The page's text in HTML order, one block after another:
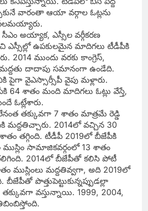
వారంతా ఆయా వర్గాల ఓట్లను
అయ్యాక, ఎస్సీల వర్గీకరణ
ఎస్సీల్లో ఉపకులమైన మాదిగలు టీడీపీకి
2014 ముందు వరకు కాంగ్రెస్‌,
దాదాపు సమానంగా ఉండేది.
పైగా వైఎస్సార్సీపీ వైపు మళ్లారు.
64 శాతం మంది మాదిగలు ఓట్లు వేస్తే,
ఓట్లేశారు.
తక్కువగా 7 శాతం మాత్రమే రెడ్డి
మద్దతిచ్చారు. 2014లో వచ్చిన 30
తగ్గింది. టీడీపీ 2019లో బీజేపీకి
ముస్లిం సామాజికవర్గంలో 13 శాతం
2014లో బీజేపీతో కలిసి పోటీ
ముస్లింలు మద్దతివ్వగా, అది 2019లో
పొత్తుపెట్టుకున్నప్పుడల్లా
తక్కువగా వస్తున్నాయి. 1999, 2004,